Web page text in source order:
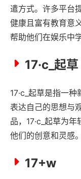
遣方式。许多平台
健康且富有教育意
帮助他们在娱乐中
17·c_起草
17·c_起草是指一
表达自己的思想与
品，17·c_起草为
他们的创意和灵感。
17+w